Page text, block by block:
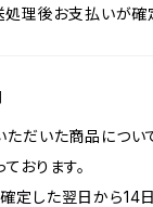
処理後お支払いが確
ただいた商品につい
おります。
定した翌日から14